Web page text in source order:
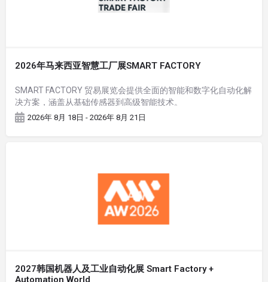
2026年马来西亚智慧工厂展SMART FACTORY
SMART FACTORY 贸易展览会提供全面的智能和数字化自动化解
决方案，涵盖从基础传感器到高级智能技术。
2026年 8月 18日 - 2026年 8月 21日
2027韩国机器人及工业自动化展 Smart Factory +
Automation World